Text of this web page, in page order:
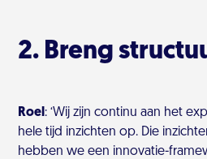
2. Breng
Roel : ‘Wij zijn continu aan het
hele tijd inzichten op. Die
hebben we een innovatie-